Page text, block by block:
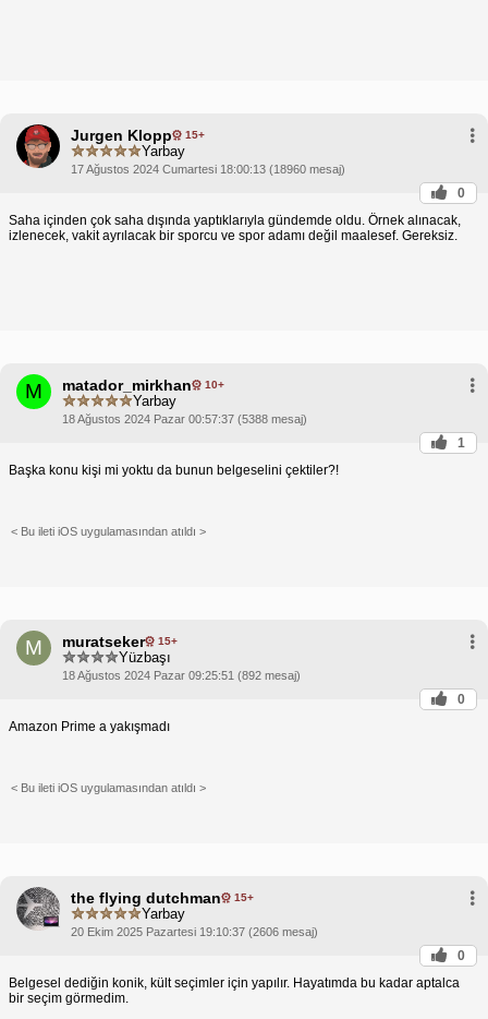
Jurgen Klopp 15+
Yarbay
17 Ağustos 2024 Cumartesi 18:00:13 (18960 mesaj)
0
Saha içinden çok saha dışında yaptıklarıyla gündemde oldu. Örnek alınacak,
izlenecek, vakit ayrılacak bir sporcu ve spor adamı değil maalesef. Gereksiz.
M matador_mirkhan 10+
Yarbay
18 Ağustos 2024 Pazar 00:57:37 (5388 mesaj)
1
Başka konu kişi mi yoktu da bunun belgeselini çektiler?!
< Bu ileti iOS uygulamasından atıldı >
M muratseker 15+
Yüzbaşı
18 Ağustos 2024 Pazar 09:25:51 (892 mesaj)
0
Amazon Prime a yakışmadı
< Bu ileti iOS uygulamasından atıldı >
the flying dutchman 15+
Yarbay
20 Ekim 2025 Pazartesi 19:10:37 (2606 mesaj)
0
Belgesel dediğin konik, kült seçimler için yapılır. Hayatımda bu kadar aptalca
bir seçim görmedim.